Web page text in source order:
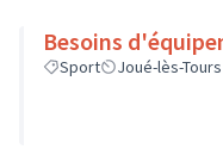
Besoins
Sport Joué-lès-Tours